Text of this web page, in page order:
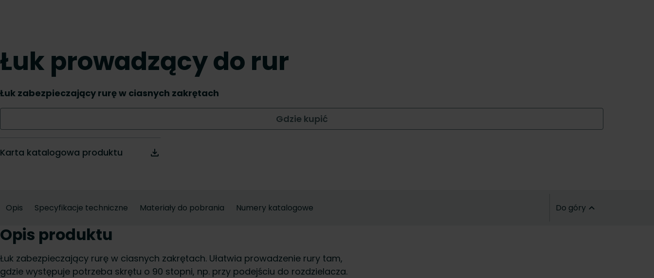
Łuk prowadzący do rur
Łuk zabezpieczający rurę w ciasnych zakrętach
Gdzie kupić
Karta katalogowa produktu
Opis Specyfikacje techniczne Materiały do pobrania Numery katalogowe Do góry
Opis produktu
Łuk zabezpieczający rurę w ciasnych zakrętach. Ułatwia prowadzenie rury tam,
gdzie występuje potrzeba skrętu o 90 stopni, np. przy podejściu do rozdzielacza.